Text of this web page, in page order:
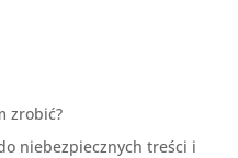
zrobić?
niebezpiecznych treści i